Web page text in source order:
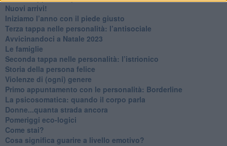
​Nuovi arrivi!
​Iniziamo l’anno con il piede giusto
​Terza tappa nelle personalità: l’antisociale
​Avvicinandoci a Natale 2023
Le famiglie
Seconda tappa nelle personalità: l’istrionico
​Storia della persona felice
Violenze di (ogni) genere
​Primo appuntamento con le personalità: Borderline
La psicosomatica: quando il corpo parla
Donne...quanta strada ancora
​Pomeriggi eco-logici
​Come stai?
Cosa significa guarire a livello emotivo?